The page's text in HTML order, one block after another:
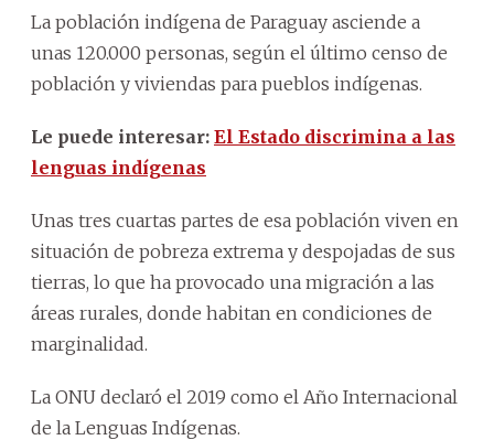
La población indígena de Paraguay asciende a
unas 120.000 personas, según el último censo de
población y viviendas para pueblos indígenas.
Le puede interesar: El Estado discrimina a las
lenguas indígenas
Unas tres cuartas partes de esa población viven en
situación de pobreza extrema y despojadas de sus
tierras, lo que ha provocado una migración a las
áreas rurales, donde habitan en condiciones de
marginalidad.
La ONU declaró el 2019 como el Año Internacional
de la Lenguas Indígenas.